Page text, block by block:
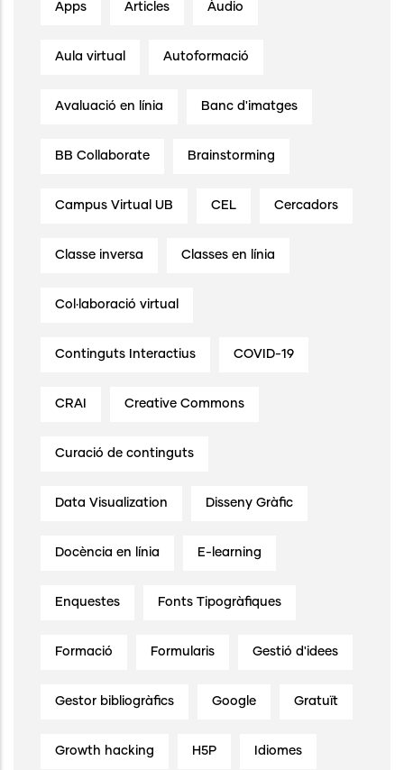
Apps Articles Àudio
Aula virtual Autoformació
Avaluació en línia Banc d'imatges
BB Collaborate Brainstorming
Campus Virtual UB CEL Cercadors
Classe inversa Classes en línia
Col·laboració virtual
Continguts Interactius COVID-19
CRAI Creative Commons
Curació de continguts
Data Visualization Disseny Gràfic
Docència en línia E-learning
Enquestes Fonts Tipogràfiques
Formació Formularis Gestió d'idees
Gestor bibliogràfics Google Gratuït
Growth hacking H5P Idiomes